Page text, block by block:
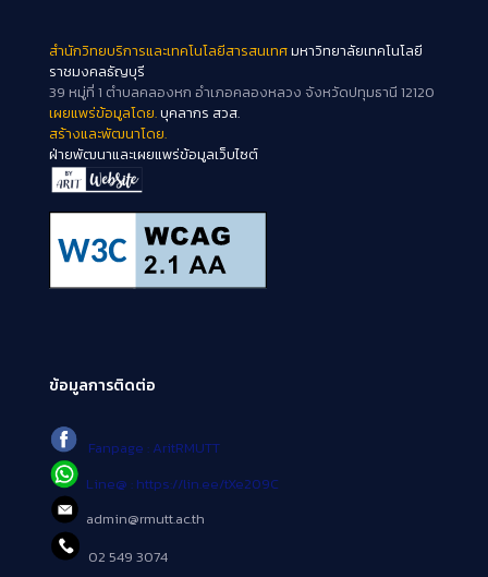
สำนักวิทยบริการและเทคโนโลยีสารสนเทศมหาวิทยาลัยเทคโนโลยี
ราชมงคลธัญบุรี
39 หมู่ที่ 1 ตำบลคลองหก อำเภอคลองหลวง จังหวัดปทุมธานี 12120
เผยแพร่ข้อมูลโดย.บุคลากร สวส.
สร้างและพัฒนาโดย.
ฝ่ายพัฒนาและเผยแพร่ข้อมูลเว็บไซต์
ข้อมูลการติดต่อ
Fanpage : AritRMUTT
Line@ : https://lin.ee/tXe209C
admin@rmutt.ac.th
02 549 3074